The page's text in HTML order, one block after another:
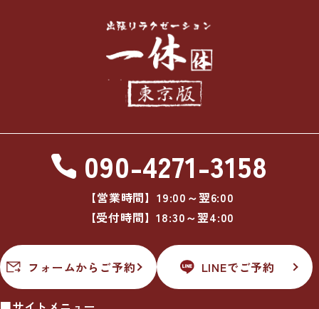
090-4271-3158
【営業時間】19:00～翌6:00
【受付時間】18:30～翌4:00
フォームからご予約 LINEでご予約